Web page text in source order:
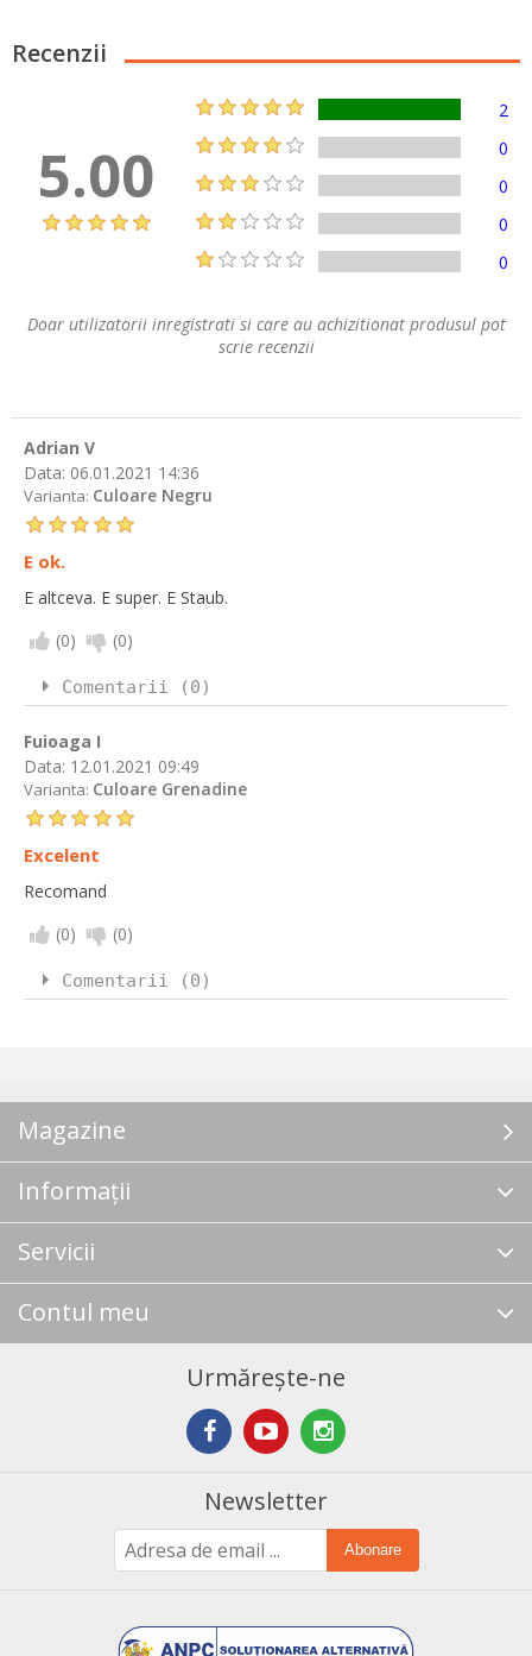
Recenzii
5.00
2
0
0
0
0
Doar utilizatorii inregistrati si care au achizitionat produsul pot
scrie recenzii
Adrian V
Data: 06.01.2021 14:36
Varianta: Culoare Negru
E ok.
E altceva. E super. E Staub.
(0) (0)
Comentarii (0)
Fuioaga I
Data: 12.01.2021 09:49
Varianta: Culoare Grenadine
Excelent
Recomand
(0) (0)
Comentarii (0)
Magazine
Informații
Servicii
Contul meu
Urmărește-ne
Newsletter
Abonare